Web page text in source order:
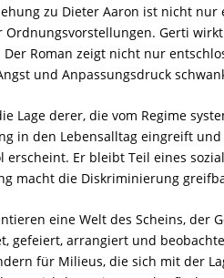
zu Dieter Aaron ist nicht
Ordnungsvorstellungen. Gerti
Roman zeigt nicht nur
und Anpassungsdruck
Lage derer, die vom Regime
in den Lebensalltag eingreift
erscheint. Er bleibt Teil eines
macht die Diskriminierung
eine Welt des Scheins,
gefeiert, arrangiert und
für Milieus, die sich mit der